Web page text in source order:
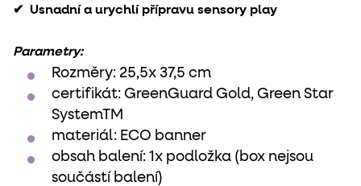
✔ Usnadní a urychlí přípravu sensory play
Parametry:
Rozměry: 25,5x 37,5 cm
certifikát: GreenGuard Gold, Green Star
SystemTM
materiál: ECO banner
obsah balení: 1x podložka (box nejsou
součástí balení)